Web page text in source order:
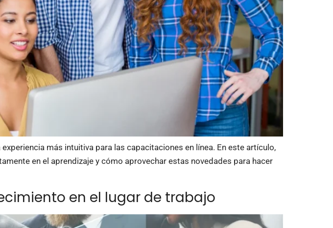
más intuitiva para las capacitaciones en línea. En este artículo,
en el aprendizaje y cómo aprovechar estas novedades para hacer
en el lugar de trabajo